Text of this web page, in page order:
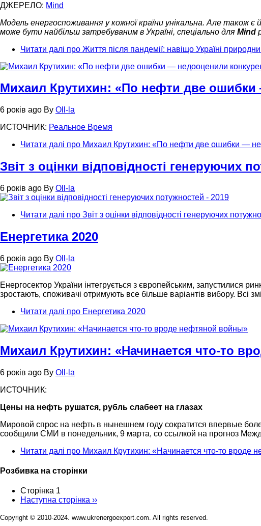
ДЖЕРЕЛО: Mind
Модель енергоспоживання у кожної країни унікальна. Але також
може бути найбільш затребуваним в Україні, спеціально для Mind
Читати далі про Життя після пандемії: навіщо Україні
Михаил Крутихин: «По нефти две
6 років ago By Oll-la
ИСТОЧНИК: Реальное Время
Читати далі про Михаил Крутихин: «По нефти две ошибки —
Звіт з оцінки відповідності генеруючих
6 років ago By Oll-la
Читати далі про Звіт з оцінки відповідності генеруючих
Енергетика 2020
6 років ago By Oll-la
Енергосектор України інтегрується з європейським, запустилися
зростають, споживачі отримують все більше варіантів вибору. Всі
Читати далі про Енергетика 2020
Михаил Крутихин: «Начинается что-то
6 років ago By Oll-la
ИСТОЧНИК:
Цены на нефть рушатся, рубль слабеет на глазах
Мировой спрос на нефть в нынешнем году сократится впервые
сообщили СМИ в понедельник, 9 марта, со ссылкой на прогноз
Читати далі про Михаил Крутихин: «Начинается что-то вроде
Розбивка на сторінки
Сторінка 1
Наступна сторінка ››
Copyright © 2010-2024. www.ukrenergoexport.com. All rights reserved.